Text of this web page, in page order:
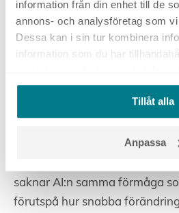
information från din enhet till de
annons- och analysföretag som
Dessa kan i sin tur kombinera
information som du har
Tillåt alla
Anpassa
modeller har börjat
modeller som kommer att
relevanta sammanhang.
Oförmåga att förutse
Den här punkten hänger
saknar AI:n samma förmåga
förutspå hur snabba